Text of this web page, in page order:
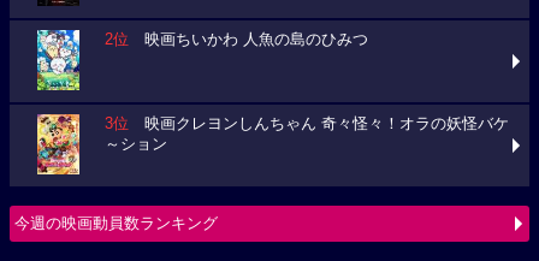
2位 映画ちいかわ 人魚の島のひみつ
3位 映画クレヨンしんちゃん 奇々怪々！オラの妖怪バケ
～ション
今週の映画動員数ランキング